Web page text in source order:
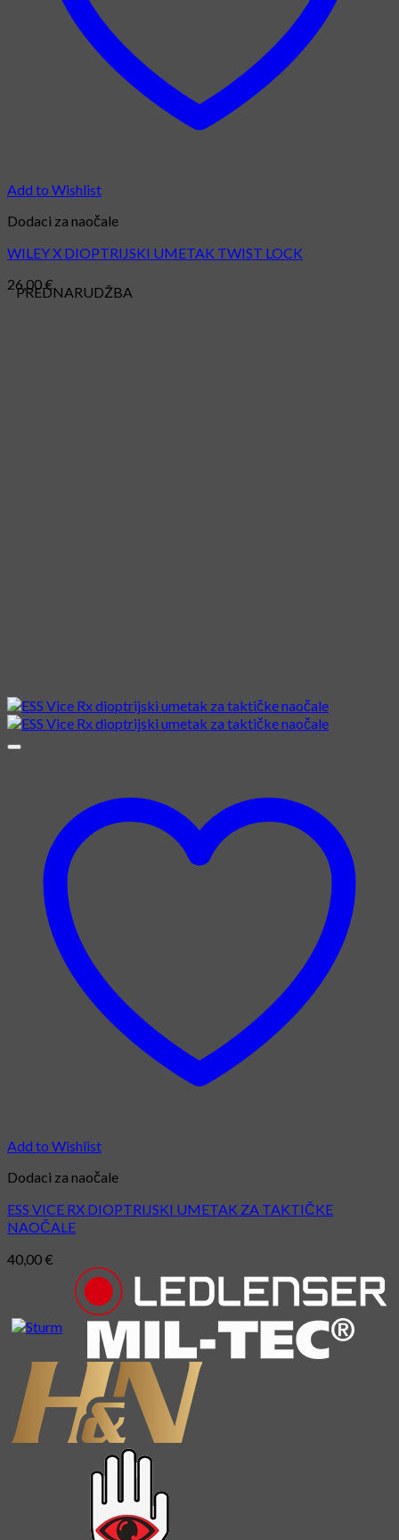
Add to Wishlist
Dodaci za naočale
WILEY X DIOPTRIJSKI UMETAK TWIST LOCK
26,00€
PREDNARUDŽBA
Add to Wishlist
Dodaci za naočale
ESS VICE RX DIOPTRIJSKI UMETAK ZA TAKTIČKE
NAOČALE
40,00€